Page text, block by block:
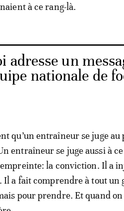
à ce rang-là.
adresse un
nationale de
qu’un entraîneur se juge au
entraîneur se juge aussi à
la conviction. Il a
Il a fait comprendre à tout un
pour prendre. Et quand